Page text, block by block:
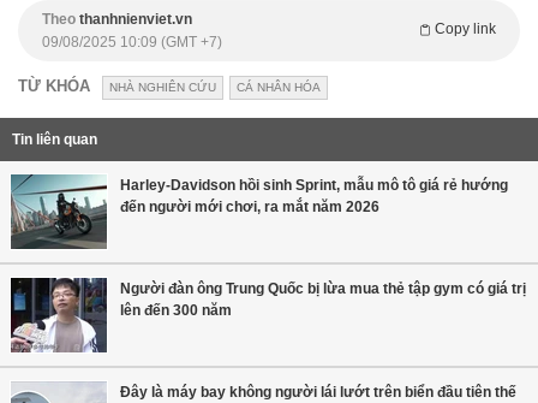
Theo thanhnienviet.vn
Copy link
09/08/2025 10:09 (GMT +7)
TỪ KHÓA NHÀ NGHIÊN CỨU CÁ NHÂN HÓA
Tin liên quan
Harley-Davidson hồi sinh Sprint, mẫu mô tô giá rẻ hướng
đến người mới chơi, ra mắt năm 2026
Người đàn ông Trung Quốc bị lừa mua thẻ tập gym có giá trị
lên đến 300 năm
Đây là máy bay không người lái lướt trên biển đầu tiên thế